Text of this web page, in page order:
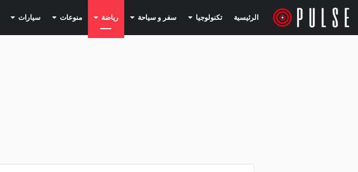
الرئيسية تكنولوجيا (current) سفر و سياحة (current) رياضة (current) منوعات (current) سيارات (current)